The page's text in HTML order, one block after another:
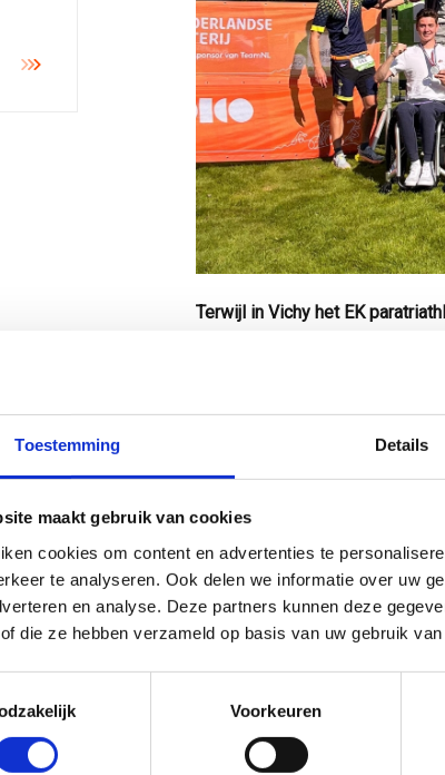
Toestemming Details
maakt gebruik van cookies
cookies om content en advertenties te
te analyseren. Ook delen we informatie over uw
en analyse. Deze partners kunnen deze
die ze hebben verzameld op basis van uw gebruik
Voorkeuren
Terwijl in Vichy het EK
gestreden om de
allersnelst in Twente en
Paralympiër Margret IJdema
in de categorie PTWC. Bij de
kampioen in de klasse PTWC
Het NK in Enschede was een
kampioenschap waardoor
zonder classificatie, kan
kennismaken met de
EsmeeAnne de Meulmeester
categorie als eerste.